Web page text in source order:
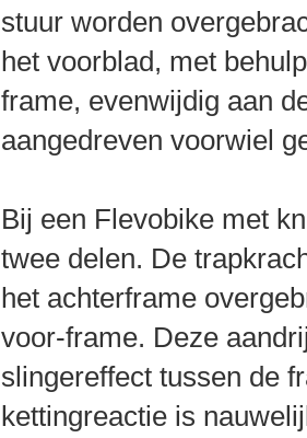
stuur worden
het voorblad, met
frame, evenwijdig aan
aangedreven voorwiel
Bij een Flevobike met
twee delen. De
het achterframe
voor-frame. Deze
slingereffect tussen de
kettingreactie is